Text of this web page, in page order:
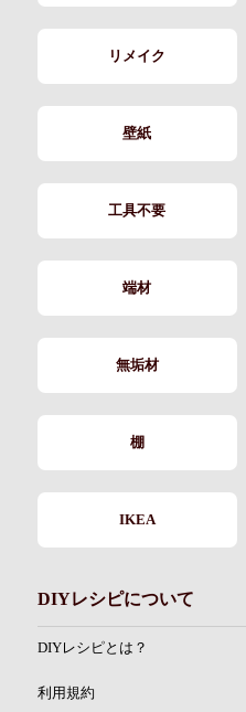
リメイク
壁紙
工具不要
端材
無垢材
棚
IKEA
DIYレシピについて
DIYレシピとは？
利用規約